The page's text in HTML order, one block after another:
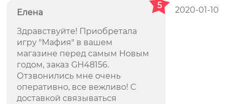
Елена 2020-01-10
5
Здравствуйте! Приобретала
игру "Мафия" в вашем
магазине перед самым Новым
годом, заказ GH48156.
Отзвонились мне очень
оперативно, все вежливо! С
доставкой связываться